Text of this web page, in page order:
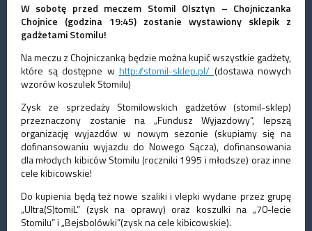
W sobotę przed meczem Stomil Olsztyn – Chojniczanka
Chojnice (godzina 19:45) zostanie wystawiony sklepik z
gadżetami Stomilu!
Na meczu z Chojniczanką będzie można kupić wszystkie gadżety,
które są dostępne w http://stomil-sklep.pl/ (dostawa nowych
wzorów koszulek Stomilu)
Zysk ze sprzedaży Stomilowskich gadżetów (stomil-sklep)
przeznaczony zostanie na „Fundusz Wyjazdowy”, lepszą
organizację wyjazdów w nowym sezonie (skupiamy się na
dofinansowaniu wyjazdu do Nowego Sącza), dofinansowania
dla młodych kibiców Stomilu (roczniki 1995 i młodsze) oraz inne
cele kibicowskie!
Do kupienia będą też nowe szaliki i vlepki wydane przez grupę
„Ultra(S)tomiL” (zysk na oprawy) oraz koszulki na „70-lecie
Stomilu” i „Bejsbolówki”(zysk na cele kibicowskie).